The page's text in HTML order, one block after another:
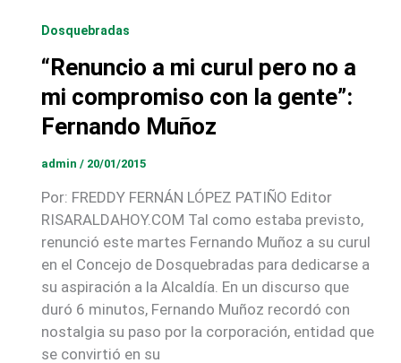
Dosquebradas
“Renuncio a mi curul pero no a
mi compromiso con la gente”:
Fernando Muñoz
admin / 20/01/2015
Por: FREDDY FERNÁN LÓPEZ PATIÑO Editor
RISARALDAHOY.COM Tal como estaba previsto,
renunció este martes Fernando Muñoz a su curul
en el Concejo de Dosquebradas para dedicarse a
su aspiración a la Alcaldía. En un discurso que
duró 6 minutos, Fernando Muñoz recordó con
nostalgia su paso por la corporación, entidad que
se convirtió en su